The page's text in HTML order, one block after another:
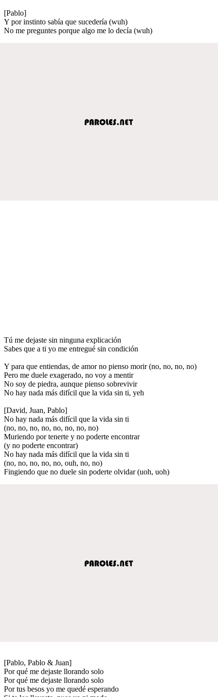
[Pablo]
Y por instinto sabía que sucedería (wuh)
No me preguntes porque algo me lo decía (wuh)
Tú me dejaste sin ninguna explicación
Sabes que a ti yo me entregué sin condición
Y para que entiendas, de amor no pienso morir (no, no, no, no)
Pero me duele exagerado, no voy a mentir
No soy de piedra, aunque pienso sobrevivir
No hay nada más difícil que la vida sin ti, yeh
[David, Juan, Pablo]
No hay nada más difícil que la vida sin ti
(no, no, no, no, no, no, no, no)
Muriendo por tenerte y no poderte encontrar
(y no poderte encontrar)
No hay nada más difícil que la vida sin ti
(no, no, no, no, no, ouh, no, no)
Fingiendo que no duele sin poderte olvidar (uoh, uoh)
[Pablo, Pablo & Juan]
Por qué me dejaste llorando solo
Por qué me dejaste llorando solo
Por tus besos yo me quedé esperando